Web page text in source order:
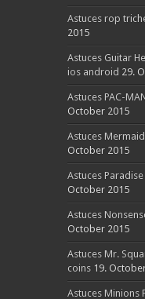
Astuces rop
2015
Astuces Guitar
ios android 29.
Astuces PAC-
October 2015
Astuces
October 2015
Astuces
October 2015
Astuces
October 2015
Astuces Mr.
coins 19.
Astuces Minions